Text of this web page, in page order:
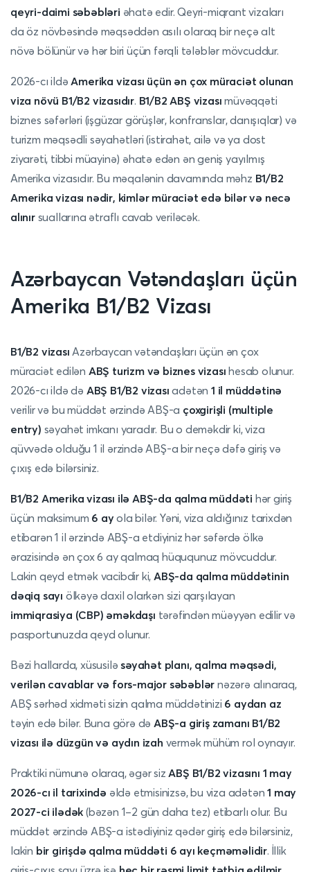
qeyri-daimi səbəbləri əhatə edir. Qeyri-miqrant vizaları
da öz növbəsində məqsəddən asılı olaraq bir neçə alt
növə bölünür və hər biri üçün fərqli tələblər mövcuddur.
2026-cı ildə Amerika vizası üçün ən çox müraciət olunan
viza növü B1/B2 vizasıdır. B1/B2 ABŞ vizası müvəqqəti
biznes səfərləri (işgüzar görüşlər, konfranslar, danışıqlar) və
turizm məqsədli səyahətləri (istirahət, ailə və ya dost
ziyarəti, tibbi müayinə) əhatə edən ən geniş yayılmış
Amerika vizasıdır. Bu məqalənin davamında məhz B1/B2
Amerika vizası nədir, kimlər müraciət edə bilər və necə
alınırsuallarına ətraflı cavab veriləcək.
Azərbaycan Vətəndaşları üçün
Amerika B1/B2 Vizası
B1/B2 vizası Azərbaycan vətəndaşları üçün ən çox
müraciət edilən ABŞ turizm və biznes vizası hesab olunur.
2026-cı ildə də ABŞ B1/B2 vizası adətən1 il müddətinə
verilir və bu müddət ərzində ABŞ-a çoxgirişli (multiple
entry) səyahət imkanı yaradır. Bu o deməkdir ki, viza
qüvvədə olduğu 1 il ərzində ABŞ-a bir neçə dəfə giriş və
çıxış edə bilərsiniz.
B1/B2 Amerika vizası ilə ABŞ-da qalma müddəti hər giriş
üçün maksimum 6 ay ola bilər. Yəni, viza aldığınız tarixdən
etibarən 1 il ərzində ABŞ-a etdiyiniz hər səfərdə ölkə
ərazisində ən çox 6 ay qalmaq hüququnuz mövcuddur.
Lakin qeyd etmək vacibdir ki, ABŞ-da qalma müddətinin
dəqiq sayı ölkəyə daxil olarkən sizi qarşılayan
immiqrasiya (CBP) əməkdaşı tərəfindən müəyyən edilir və
pasportunuzda qeyd olunur.
Bəzi hallarda, xüsusiləsəyahət planı, qalma məqsədi,
verilən cavablar və fors-major səbəblər nəzərə alınaraq,
ABŞ sərhəd xidməti sizin qalma müddətinizi 6 aydan az
təyin edə bilər. Buna görə də ABŞ-a giriş zamanı B1/B2
vizası ilə düzgün və aydın izah vermək mühüm rol oynayır.
Praktiki nümunə olaraq, əgər siz ABŞ B1/B2 vizasını 1 may
2026-cı il tarixində əldə etmisinizsə, bu viza adətən1 may
2027-ci ilədək (bəzən 1–2 gün daha tez) etibarlı olur. Bu
müddət ərzində ABŞ-a istədiyiniz qədər giriş edə bilərsiniz,
lakin bir girişdə qalma müddəti 6 ayı keçməməlidir. İllik